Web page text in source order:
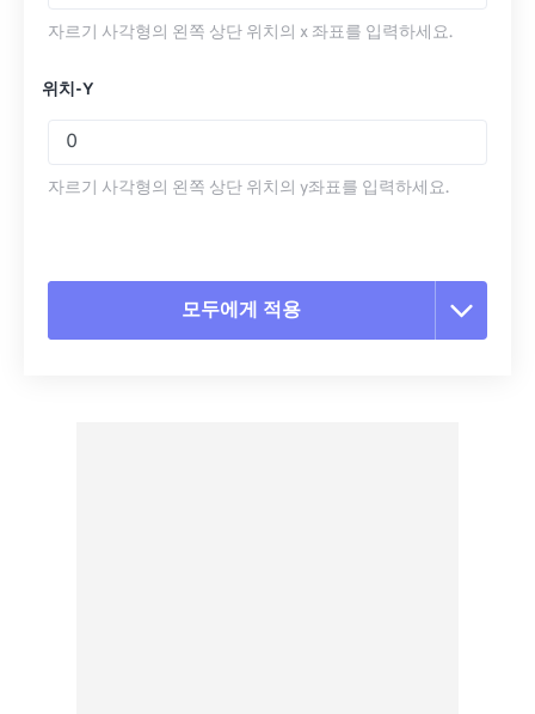
자르기 사각형의 왼쪽 상단 위치의 x 좌표를 입력하세요.
위치-Y
자르기 사각형의 왼쪽 상단 위치의 y좌표를 입력하세요.
모두에게 적용